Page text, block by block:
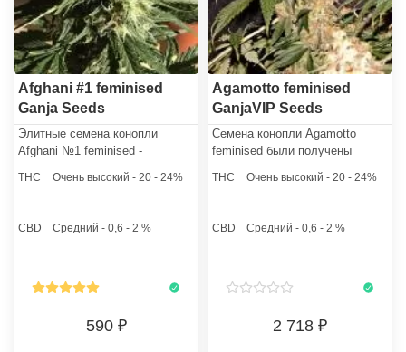
Afghani #1 feminised
Ganja Seeds
Элитные семена конопли
Afghani №1 feminised -
материал, который больше
гнутся, несмотря на крепкий
THC Очень высокий - 20 - 24%
CBD Средний - 0,6 - 2 %
590
Agamotto feminised
GanjaVIP Seeds
Семена конопли Agamotto
feminised были получены
основе генетики Bubblegum.
THC Очень высокий - 20 - 24%
CBD Средний - 0,6 - 2 %
2 718